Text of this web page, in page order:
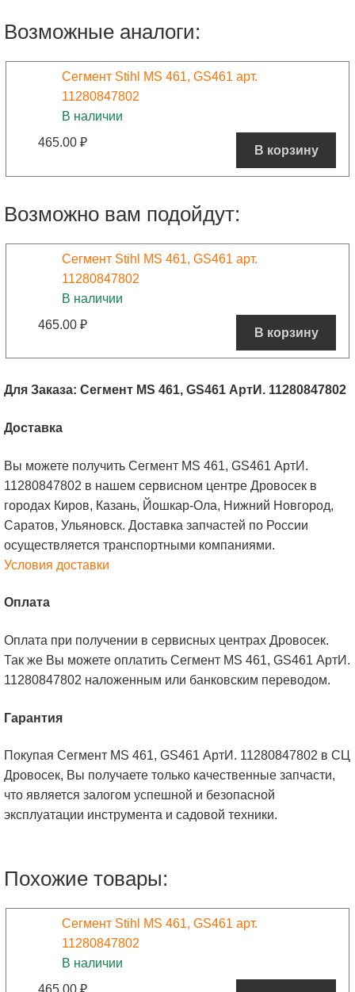
Возможные аналоги:
Сегмент Stihl MS 461, GS461 арт.
11280847802
В наличии
465.00 ₽
В корзину
Возможно вам подойдут:
Сегмент Stihl MS 461, GS461 арт.
11280847802
В наличии
465.00 ₽
В корзину
Для Заказа: Сегмент MS 461, GS461 АртИ. 11280847802
Доставка
Вы можете получить Сегмент MS 461, GS461 АртИ.
11280847802 в нашем сервисном центре Дровосек в
городах Киров, Казань, Йошкар-Ола, Нижний Новгород,
Саратов, Ульяновск. Доставка запчастей по России
осуществляется транспортными компаниями.
Условия доставки
Оплата
Оплата при получении в сервисных центрах Дровосек.
Так же Вы можете оплатить Сегмент MS 461, GS461 АртИ.
11280847802 наложенным или банковским переводом.
Гарантия
Покупая Сегмент MS 461, GS461 АртИ. 11280847802 в СЦ
Дровосек, Вы получаете только качественные запчасти,
что является залогом успешной и безопасной
эксплуатации инструмента и садовой техники.
Похожие товары:
Сегмент Stihl MS 461, GS461 арт.
11280847802
В наличии
465.00 ₽